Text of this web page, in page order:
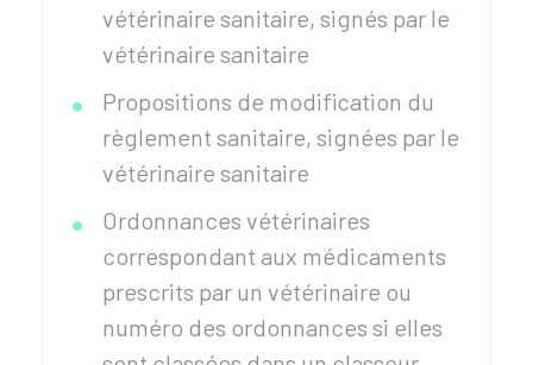
vétérinaire sanitaire, signés par le
vétérinaire sanitaire
Propositions de modification du
règlement sanitaire, signées par le
vétérinaire sanitaire
Ordonnances vétérinaires
correspondant aux médicaments
prescrits par un vétérinaire ou
numéro des ordonnances si elles